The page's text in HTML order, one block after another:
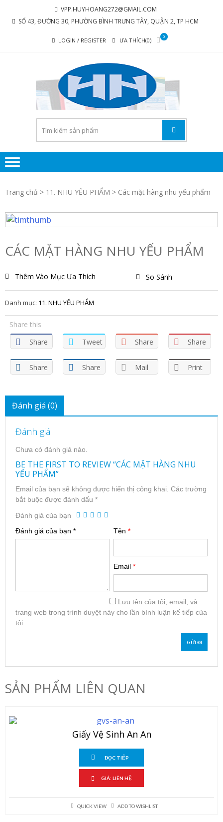
VPP.HUYHOANG272@GMAIL.COM
SỐ 43, ĐƯỜNG 30, PHƯỜNG BÌNH TRƯNG TÂY, QUẬN 2, TP HCM
LOGIN / REGISTER ƯA THÍCH(0)
0
Trang chủ > 11. NHU YẾU PHẨM > Các mặt hàng nhu yếu phẩm
CÁC MẶT HÀNG NHU YẾU PHẨM
Thêm Vào Mục Ưa Thích So Sánh
Danh mục: 11. NHU YẾU PHẨM
Share this
Share
Tweet Share Share
Share Share Mail Print
Đánh giá (0)
Đánh giá
Chưa có đánh giá nào.
BE THE FIRST TO REVIEW “CÁC MẶT HÀNG NHU
YẾU PHẨM”
Email của bạn sẽ không được hiển thị công khai. Các trường
bắt buộc được đánh dấu *
Đánh giá của bạn
Đánh giá của bạn * Tên *
Email *
Lưu tên của tôi, email, và
trang web trong trình duyệt này cho lần bình luận kế tiếp của
tôi.
SẢN PHẨM LIÊN QUAN
Giấy Vệ Sinh An An
ĐỌC TIẾP
GIÁ: LIÊN HỆ
QUICK VIEW ADD TO WISHLIST